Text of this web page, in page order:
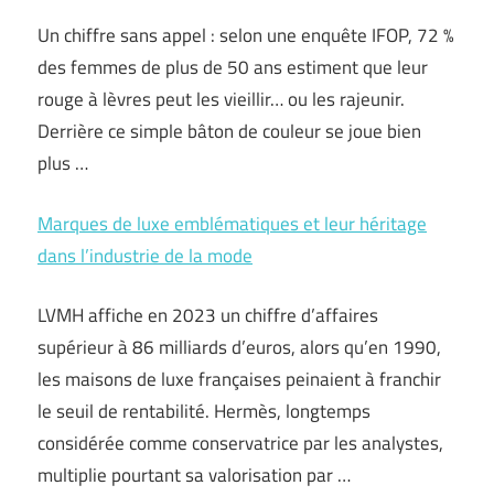
Un chiffre sans appel : selon une enquête IFOP, 72 %
des femmes de plus de 50 ans estiment que leur
rouge à lèvres peut les vieillir… ou les rajeunir.
Derrière ce simple bâton de couleur se joue bien
plus …
Marques de luxe emblématiques et leur héritage
dans l’industrie de la mode
LVMH affiche en 2023 un chiffre d’affaires
supérieur à 86 milliards d’euros, alors qu’en 1990,
les maisons de luxe françaises peinaient à franchir
le seuil de rentabilité. Hermès, longtemps
considérée comme conservatrice par les analystes,
multiplie pourtant sa valorisation par …